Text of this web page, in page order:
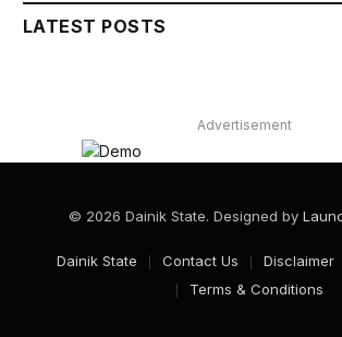
LATEST POSTS
Advertisement
© 2026 Dainik State. Designed by
Dainik State Contact Us Disclaimer
Terms & Conditions